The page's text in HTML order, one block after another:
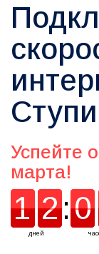
Успейте
марта!
дней
1
1 2
2:0
0